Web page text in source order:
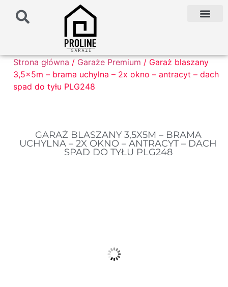
Strona główna / Garaże Premium / Garaż blaszany
3,5x5m – brama uchylna – 2x okno – antracyt – dach
spad do tyłu PLG248
GARAŻ BLASZANY 3,5X5M – BRAMA
UCHYLNA – 2X OKNO – ANTRACYT – DACH
SPAD DO TYŁU PLG248